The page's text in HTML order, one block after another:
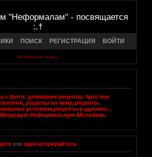
"Неформалам" - посвящается
:.†
ПОИСК РЕГИСТРАЦИЯ ВОЙТИ
Активные темы
Неформальную Молодежь
или зарегистрируйтесь.